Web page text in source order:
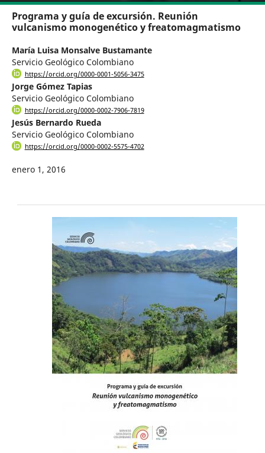
Programa y guía de excursión. Reunión
vulcanismo monogenético y freatomagmatismo
María Luisa Monsalve Bustamante
Servicio Geológico Colombiano
https://orcid.org/0000-0001-5056-3475
Jorge Gómez Tapias
Servicio Geológico Colombiano
https://orcid.org/0000-0002-7906-7819
Jesús Bernardo Rueda
Servicio Geológico Colombiano
https://orcid.org/0000-0002-5575-4702
enero 1, 2016